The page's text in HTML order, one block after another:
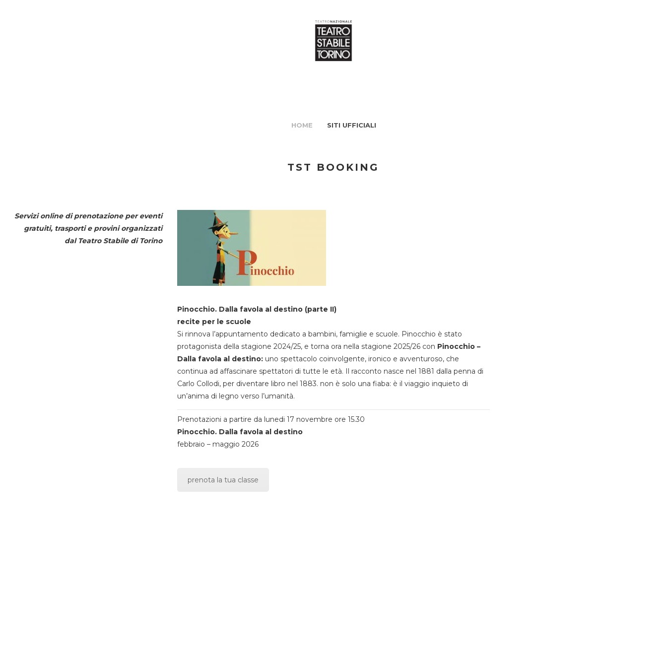
HOME SITI UFFICIALI
TST BOOKING
Servizi online di prenotazione per eventi
gratuiti, trasporti e provini organizzati
dal Teatro Stabile di Torino
Pinocchio. Dalla favola al destino (parte II)
recite per le scuole
Si rinnova l’appuntamento dedicato a bambini, famiglie e scuole. Pinocchio è stato
protagonista della stagione 2024/25, e torna ora nella stagione 2025/26 con Pinocchio –
Dalla favola al destino:uno spettacolo coinvolgente, ironico e avventuroso, che
continua ad affascinare spettatori di tutte le età. Il racconto nasce nel 1881 dalla penna di
Carlo Collodi, per diventare libro nel 1883. non è solo una fiaba: è il viaggio inquieto di
un’anima di legno verso l’umanità.
Prenotazioni a partire da lunedi 17 novembre ore 15.30
Pinocchio. Dalla favola al destino
febbraio – maggio 2026
prenota la tua classe